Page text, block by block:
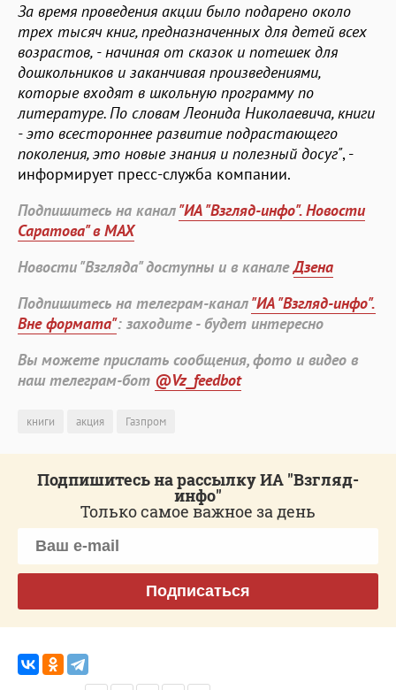
За время проведения акции было подарено около
трех тысяч книг, предназначенных для детей всех
возрастов, - начиная от сказок и потешек для
дошкольников и заканчивая произведениями,
которые входят в школьную программу по
литературе. По словам Леонида Николаевича, книги
- это всестороннее развитие подрастающего
поколения, это новые знания и полезный досуг", -
информирует пресс-служба компании.
Подпишитесь на канал"ИА "Взгляд-инфо". Новости
Саратова" в MAX
Новости "Взгляда" доступны и в каналеДзена
Подпишитесь на телеграм-канал"ИА "Взгляд-инфо".
Вне формата": заходите - будет интересно
Вы можете прислать сообщения, фото и видео в
наш телеграм-бот @Vz_feedbot
книги акция Газпром
Подпишитесь на рассылку ИА "Взгляд-
инфо"
Только самое важное за день
Подписаться